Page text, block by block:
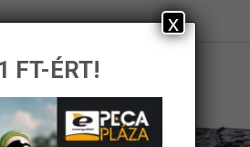
FT-ÉRT!
x